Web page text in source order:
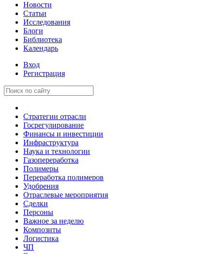
Новости
Статьи
Исследования
Блоги
Библиотека
Календарь
Вход
Регистрация
Стратегии отрасли
Госрегулирование
Финансы и инвестиции
Инфраструктура
Наука и технологии
Газопереработка
Полимеры
Переработка полимеров
Удобрения
Отраслевые мероприятия
Сделки
Персоны
Важное за неделю
Композиты
Логистика
ЧП